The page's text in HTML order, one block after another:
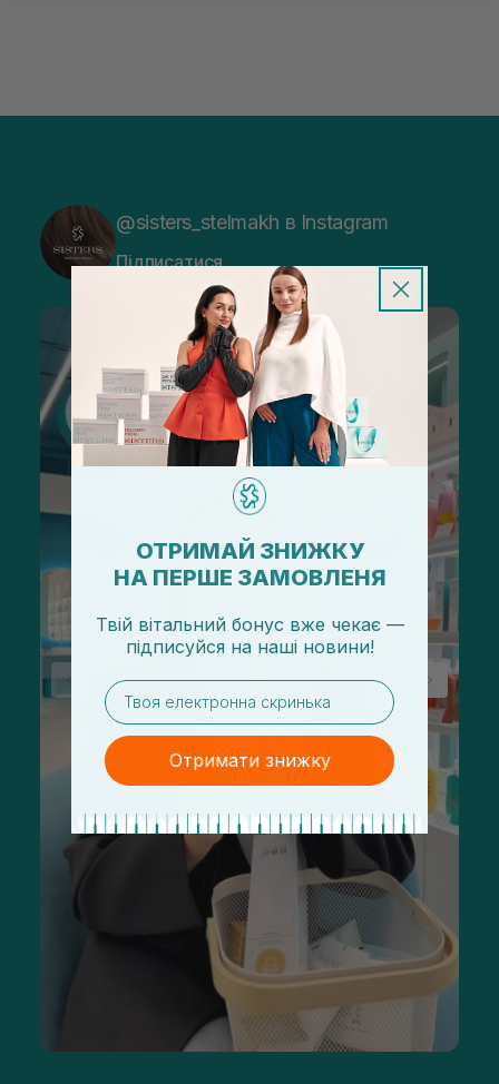
@sisters_stelmakh в Instagram
Підписатися
ОТРИМАЙ ЗНИЖКУ
НА ПЕРШЕ ЗАМОВЛЕНЯ
Твій вітальний бонус вже чекає —
підписуйся на наші новини!
email
Отримати знижку